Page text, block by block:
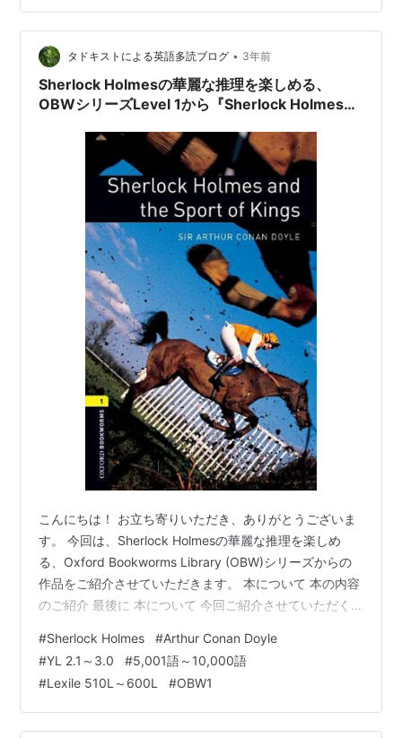
日経ち、校長はいてもたってもいられなくなって、
Holmes に…
タドキストによる英語多読ブログ • 3年前
Sherlock Holmesの華麗な推理を楽しめる、
OBWシリーズLevel 1から『Sherlock Holmes
こんにちは！ お立ち寄りいただき、ありがとうございま
す。 今回は、Sherlock Holmesの華麗な推理を楽しめ
る、Oxford Bookworms Library (OBW)シリーズからの
作品をご紹介させていただきます。 本について 本の内容
のご紹介 最後に 本について 今回ご紹介させていただく
400語レベルの英語に簡略化したGraded Reader（段階
別図書）、『Sherlock Holmes and the Sport of Kings』
です。 YL 2.0～2.2程度 語数は5,925語 Lexile: …
#Sherlock Holmes #Arthur Conan Doyle
#YL 2.1～3.0 #5,001語～10,000語
#Lexile 510L～600L #OBW1